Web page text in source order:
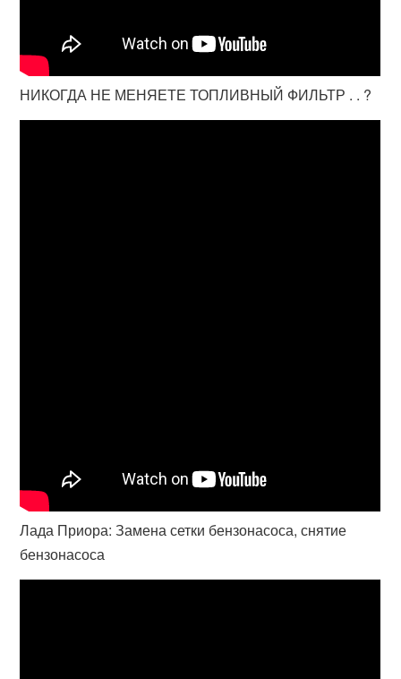
НИКОГДА НЕ МЕНЯЕТЕ ТОПЛИВНЫЙ ФИЛЬТР . . ?
Лада Приора: Замена сетки бензонасоса, снятие
бензонасоса